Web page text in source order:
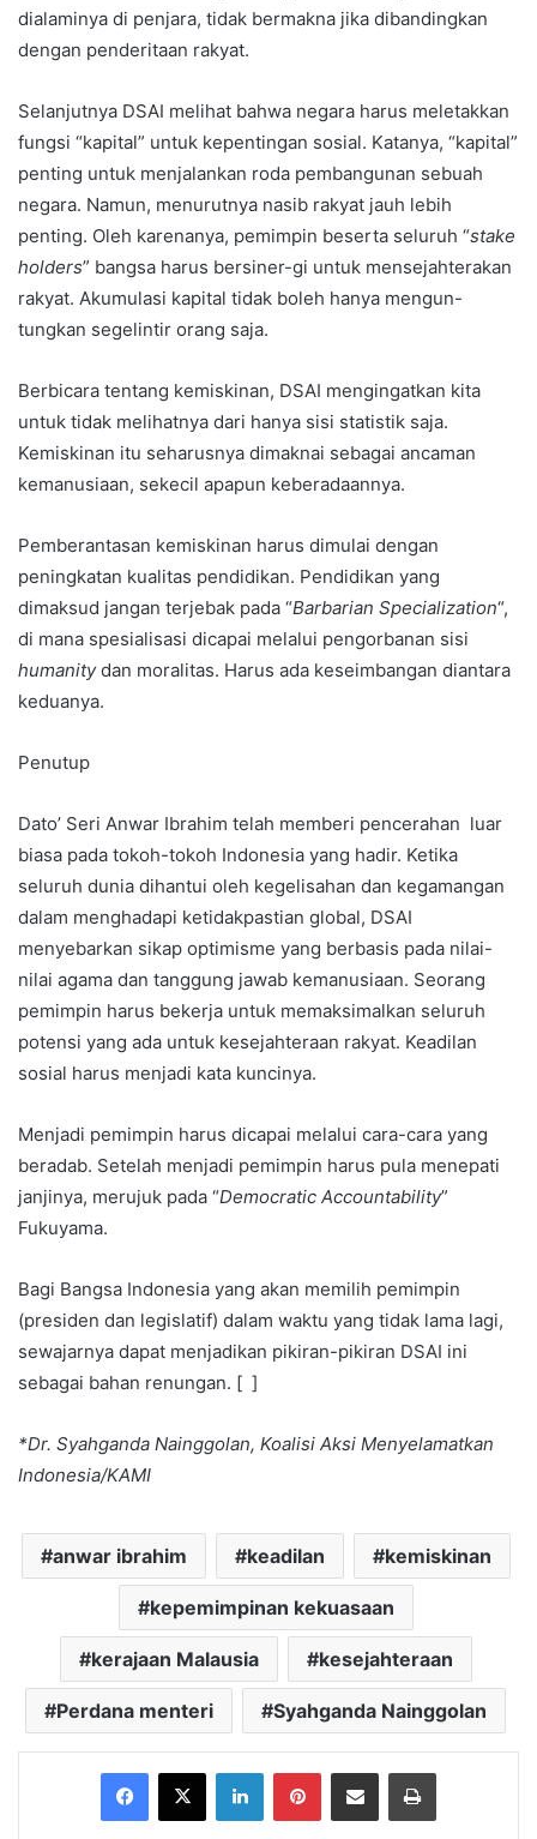
dialaminya di penjara, tidak bermakna jika dibandingkan
dengan penderitaan rakyat.
Selanjutnya DSAI melihat bahwa negara harus meletakkan
fungsi “kapital” untuk kepentingan sosial. Katanya, “kapital”
penting untuk menjalankan roda pembangunan sebuah
negara. Namun, menurutnya nasib rakyat jauh lebih
penting. Oleh karenanya, pemimpin beserta seluruh “stake
holders” bangsa harus bersiner-gi untuk mensejahterakan
rakyat. Akumulasi kapital tidak boleh hanya mengun-
tungkan segelintir orang saja.
Berbicara tentang kemiskinan, DSAI mengingatkan kita
untuk tidak melihatnya dari hanya sisi statistik saja.
Kemiskinan itu seharusnya dimaknai sebagai ancaman
kemanusiaan, sekecil apapun keberadaannya.
Pemberantasan kemiskinan harus dimulai dengan
peningkatan kualitas pendidikan. Pendidikan yang
dimaksud jangan terjebak pada “Barbarian Specialization“,
di mana spesialisasi dicapai melalui pengorbanan sisi
humanitydan moralitas. Harus ada keseimbangan diantara
keduanya.
Penutup
Dato’ Seri Anwar Ibrahim telah memberi pencerahan luar
biasa pada tokoh-tokoh Indonesia yang hadir. Ketika
seluruh dunia dihantui oleh kegelisahan dan kegamangan
dalam menghadapi ketidakpastian global, DSAI
menyebarkan sikap optimisme yang berbasis pada nilai-
nilai agama dan tanggung jawab kemanusiaan. Seorang
pemimpin harus bekerja untuk memaksimalkan seluruh
potensi yang ada untuk kesejahteraan rakyat. Keadilan
sosial harus menjadi kata kuncinya.
Menjadi pemimpin harus dicapai melalui cara-cara yang
beradab. Setelah menjadi pemimpin harus pula menepati
janjinya, merujuk pada “Democratic Accountability”
Fukuyama.
Bagi Bangsa Indonesia yang akan memilih pemimpin
(presiden dan legislatif) dalam waktu yang tidak lama lagi,
sewajarnya dapat menjadikan pikiran-pikiran DSAI ini
sebagai bahan renungan. [ ]
*Dr. Syahganda Nainggolan, Koalisi Aksi Menyelamatkan
Indonesia/KAMI
anwar ibrahim keadilan kemiskinan
kepemimpinan kekuasaan
kerajaan Malausia kesejahteraan
Perdana menteri Syahganda Nainggolan
Facebook
X LinkedInPinterestShare via Email Print